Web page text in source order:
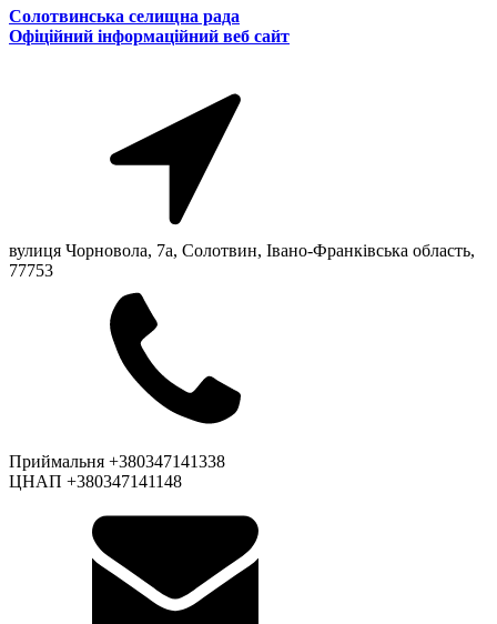
Солотвинська селищна рада
Офіційний інформаційний веб сайт
вулиця Чорновола, 7a, Солотвин, Івано-Франківська область,
77753
Приймальня +380347141338
ЦНАП +380347141148